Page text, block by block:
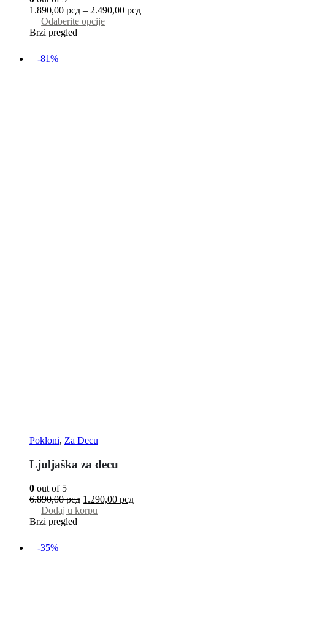
1.890,00 рсд – 2.490,00 рсд
Odaberite opcije
Brzi pregled
-81%
Pokloni, Za Decu
Ljuljaška za decu
0 out of 5
6.890,00рсд 1.290,00 рсд
Dodaj u korpu
Brzi pregled
-35%